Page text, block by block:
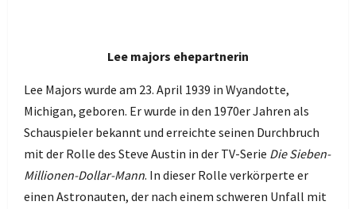
Lee majors ehepartnerin
Lee Majors wurde am 23. April 1939 in Wyandotte,
Michigan, geboren. Er wurde in den 1970er Jahren als
Schauspieler bekannt und erreichte seinen Durchbruch
mit der Rolle des Steve Austin in der TV-Serie Die Sieben-
Millionen-Dollar-Mann. In dieser Rolle verkörperte er
einen Astronauten, der nach einem schweren Unfall mit